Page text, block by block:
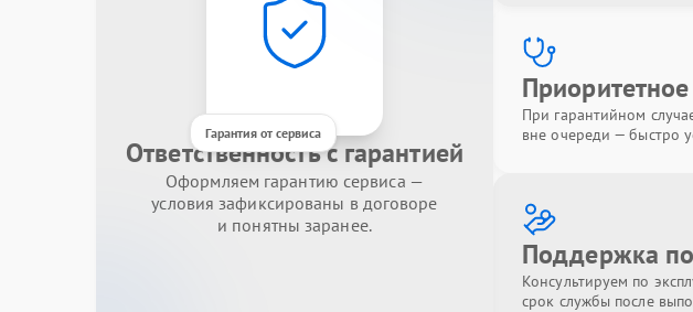
Гарантия от сервиса
Ответственность с гарантией
Оформляем гарантию сервиса —
условия зафиксированы в договоре
и понятны заранее.
При гарантийном
вне очереди — быстро
Поддержка
Консультируем по
срок службы после